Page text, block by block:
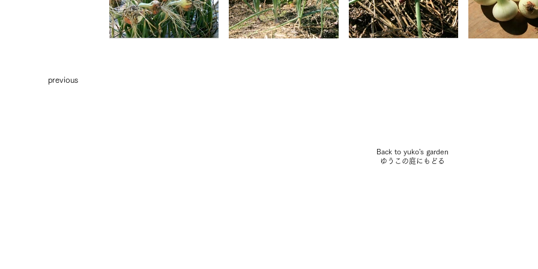
previous
Back to yuko's garden
​ゆうこの庭にもどる